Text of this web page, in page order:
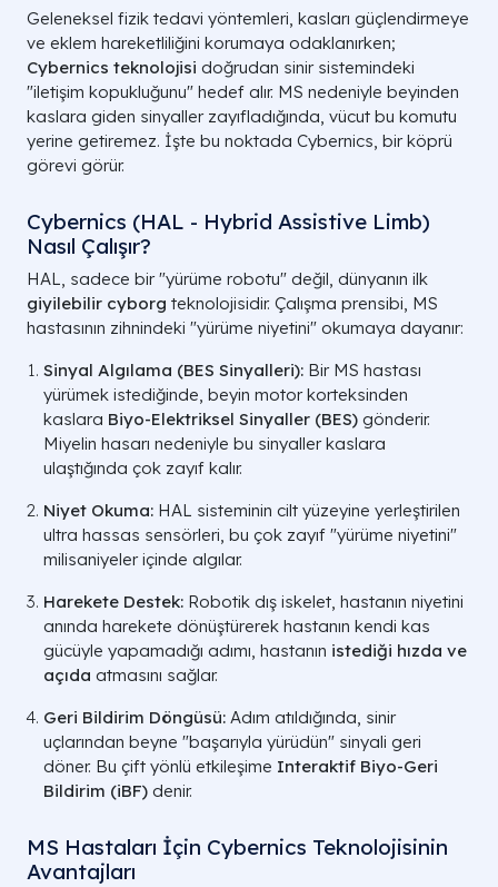
Teşhis Yöntemi
Ne Arar? (Klinik
Parametre)
MR Görüntüleme
(Beyin ve Omurilik)
Beyin beyaz maddesinde,
beyincikte veya omurilikte
milimetrik lezyonlar (plaklar).
BOS (Bel Suyu)
Analizi
Beyin omurilik sıvısında
sentezlenen Oligoklonal
Bantlar (OKB).
VEP (Görsel
Potansiyeller)
yavaşlama.
Geleneksel fizik tedavi yöntemleri, kasları güçlendirmeye
ve eklem hareketliliğini korumaya odaklanırken;
Cybernics teknolojisi doğrudan sinir sistemindeki
"iletişim kopukluğunu" hedef alır. MS nedeniyle beyinden
kaslara giden sinyaller zayıfladığında, vücut bu komutu
yerine getiremez. İşte bu noktada Cybernics, bir köprü
görevi görür.
Cybernics (HAL - Hybrid Assistive Limb)
Nasıl Çalışır?
HAL, sadece bir "yürüme robotu" değil, dünyanın ilk
giyilebilir cyborg teknolojisidir. Çalışma prensibi, MS
hastasının zihnindeki "yürüme niyetini" okumaya dayanır:
Sinyal Algılama (BES Sinyalleri): Bir MS hastası
yürümek istediğinde, beyin motor korteksinden
kaslara Biyo-Elektriksel Sinyaller (BES) gönderir.
Miyelin hasarı nedeniyle bu sinyaller kaslara
ulaştığında çok zayıf kalır.
Niyet Okuma: HAL sisteminin cilt yüzeyine yerleştirilen
ultra hassas sensörleri, bu çok zayıf "yürüme niyetini"
milisaniyeler içinde algılar.
Harekete Destek: Robotik dış iskelet, hastanın niyetini
anında harekete dönüştürerek hastanın kendi kas
gücüyle yapamadığı adımı, hastanın istediği hızda ve
açıda atmasını sağlar.
Geri Bildirim Döngüsü: Adım atıldığında, sinir
uçlarından beyne "başarıyla yürüdün" sinyali geri
döner. Bu çift yönlü etkileşime Interaktif Biyo-Geri
Bildirim (iBF) denir.
MS Hastaları İçin Cybernics Teknolojisinin
Avantajları